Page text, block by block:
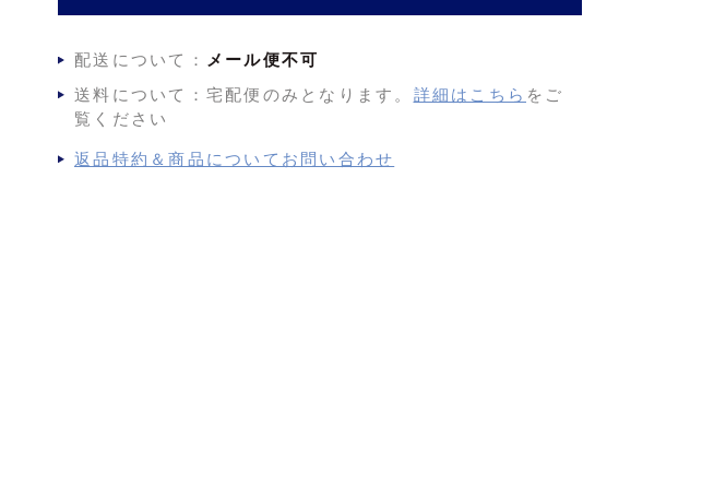
配送について：
メール便不可
送料について：宅配便のみとなります。 詳細はこちら をご
覧ください
返品特約＆商品についてお問い合わせ